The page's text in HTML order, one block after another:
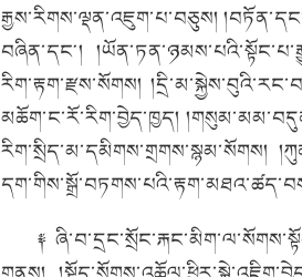
རྒྱས་རིགས་ལྡན་འཇུག་པ་བཅུས།
བཞིན་དང༌།
རིག་རྟག་རྫས་སོགས།
མཆོག་ང་རོ་རིག་བྱེད་ཁྱད།
རིག་སྲིད་མ་དམིགས་གྲགས་སྙམ་སོགས།
༈